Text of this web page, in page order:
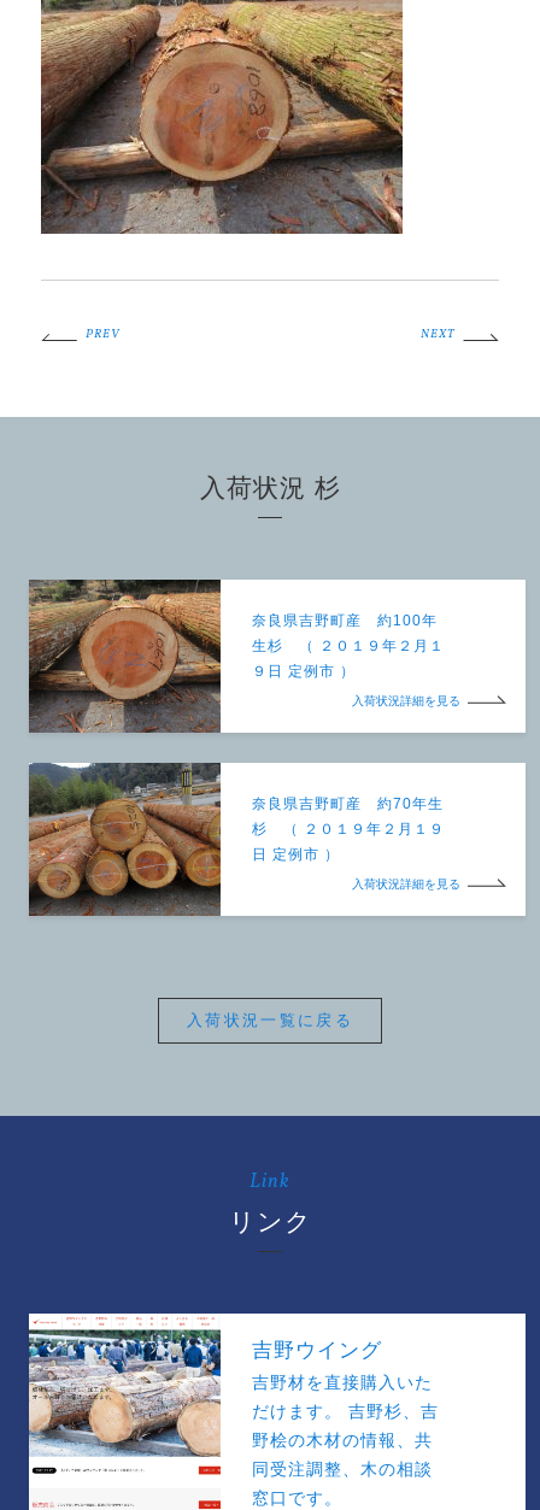
PREV NEXT
入荷状況 杉
奈良県吉野町産 約100年
生杉 （ ２０１９年２月１
９日 定例市 ）
入荷状況詳細を見る
奈良県吉野町産 約70年生
杉 （ ２０１９年２月１９
日 定例市 ）
入荷状況詳細を見る
入荷状況一覧に戻る
Link
リンク
吉野ウイング
吉野材を直接購入いた
だけます。 吉野杉、吉
野桧の木材の情報、共
同受注調整、木の相談
窓口です。